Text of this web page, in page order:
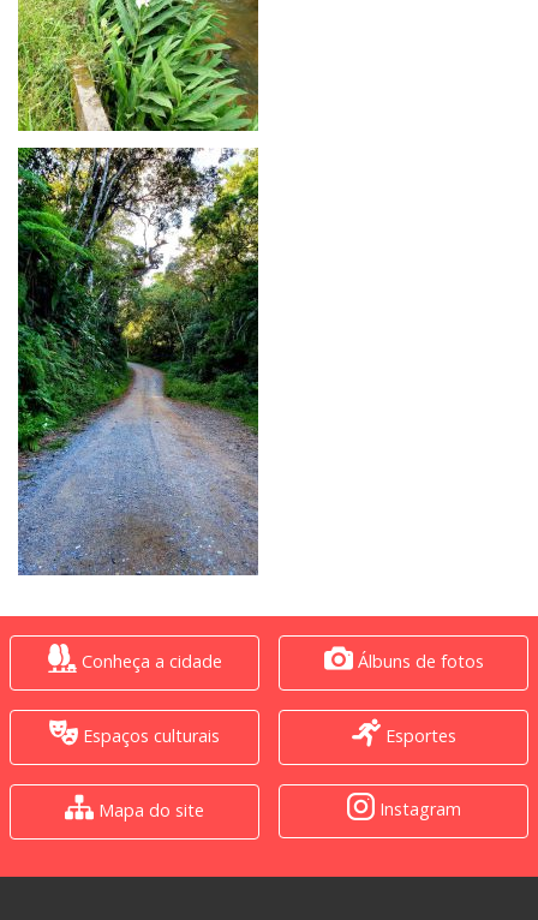
Conheça a cidade Álbuns de fotos
Espaços culturais Esportes
Mapa do site Instagram